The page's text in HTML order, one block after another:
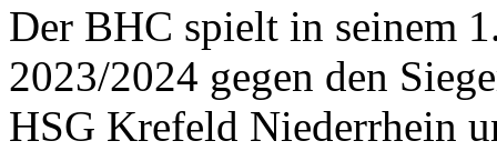
Der BHC spielt in seinem
2023/2024 gegen den
HSG Krefeld Niederrhein